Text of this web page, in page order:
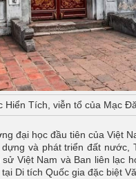
Tích, viễn tổ của Mạc
đại học đầu tiên của Việt
và phát triển đất nước,
Việt Nam và Ban liên lạc
Di tích Quốc gia đặc biệt